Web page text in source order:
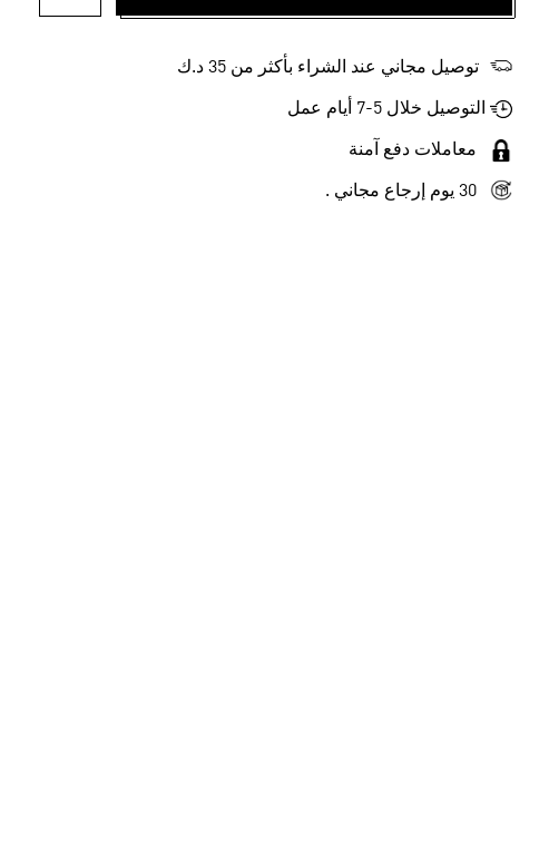
توصيل مجاني عند الشراء بأكثر من 35 د.ك
التوصيل خلال 5-7 أيام عمل
معاملات دفع آمنة
30 يوم إرجاع مجاني .